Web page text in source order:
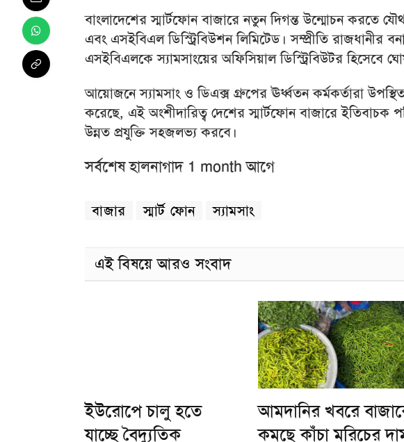
বাংলাদেশের স্মার্টফোন বাজারে নতুন দিগন্ত উন্মোচন করতে
এবং এসইবিএল ডিস্ট্রিবিউশন লিমিটেড। সম্প্রীতি রাজধানীর
এসইবিএলকে স্যামসাংয়ের অফিসিয়াল ডিস্ট্রিবিউটর হিসেবে
আয়োজনে স্যামসাং ও ডিএক্স গ্রুপের ঊর্ধ্বতন কর্মকর্তারা
করেছে, এই অংশীদারিত্ব দেশের স্মার্টফোন বাজারে ইতিবাচক
উন্নত প্রযুক্তি সহজলভ্য করবে।
সর্বশেষ হালনাগাদ 1 month আগে
বাজার স্মার্ট ফোন স্যামসাং
এই বিষয়ে আরও সংবাদ
ইউরোপে চালু হতে
যাচ্ছে বৈদ্যুতিক
আমদানির খবরে
কমছে কাঁচা মরিচের